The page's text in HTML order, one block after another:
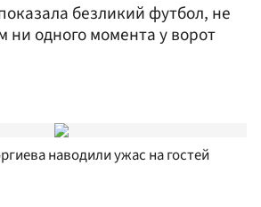
безликий футбол, не
ни одного момента у ворот
наводили ужас на гостей